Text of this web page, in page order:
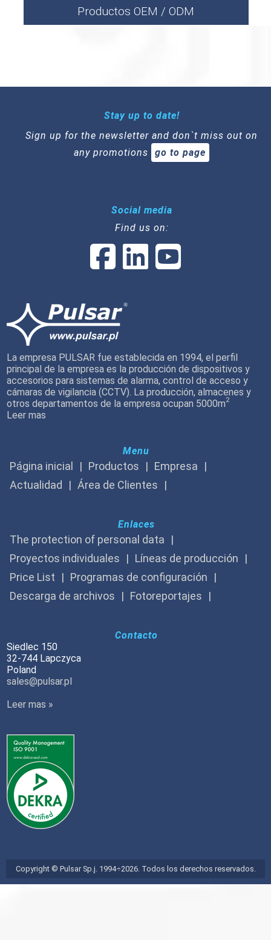
Productos OEM / ODM
Stay up to date!
Sign up for the newsletter and don`t miss out on
any promotions
go to page
Social media
Find us on:
La empresa PULSAR fue establecida en 1994, el perfil
principal de la empresa es la producción de dispositivos y
accesorios para sistemas de alarma, control de acceso y
cámaras de vigilancia (CCTV). La producción, almacenes y
otros departamentos de la empresa ocupan 5000m2
Leer mas
Menu
Página inicial Productos
Empresa
Actualidad
Área de Clientes
Enlaces
The protection of personal data
Proyectos individuales
Líneas de producción
Price List
Programas de configuración
Descarga de archivos
Fotoreportajes
Contacto
Siedlec 150
32-744 Lapczyca
Poland
sales@pulsar.pl
Leer mas »
Copyright © Pulsar Sp.j. 1994÷2026. Todos los derechos reservados.